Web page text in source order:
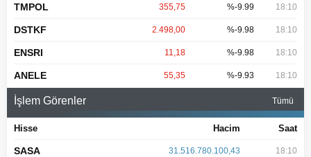
TMPOL 355,75 %-9.99 18:10
DSTKF 2.498,00 %-9.98 18:10
ENSRI 11,18 %-9.98 18:10
ANELE 55,35 %-9.93 18:10
İşlem Görenler Tümü
Hisse Hacim Saat
SASA 31.516.780.100,43 18:10